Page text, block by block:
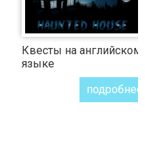
Квесты на английском
языке
подробнее